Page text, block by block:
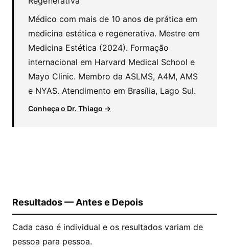
Médico com mais de 10 anos de prática em
medicina estética e regenerativa. Mestre em
Medicina Estética (2024). Formação
internacional em Harvard Medical School e
Mayo Clinic. Membro da ASLMS, A4M, AMS
e NYAS. Atendimento em Brasília, Lago Sul.
Conheça o Dr. Thiago →
Resultados — Antes e Depois
Cada caso é individual e os resultados variam de
pessoa para pessoa.